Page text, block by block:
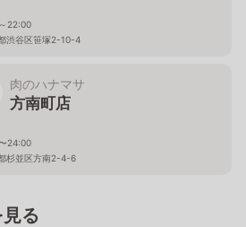
22:00
渋谷区笹塚2-10-4
肉のハナマサ
方南町店
24:00
杉並区方南2-4-6
る